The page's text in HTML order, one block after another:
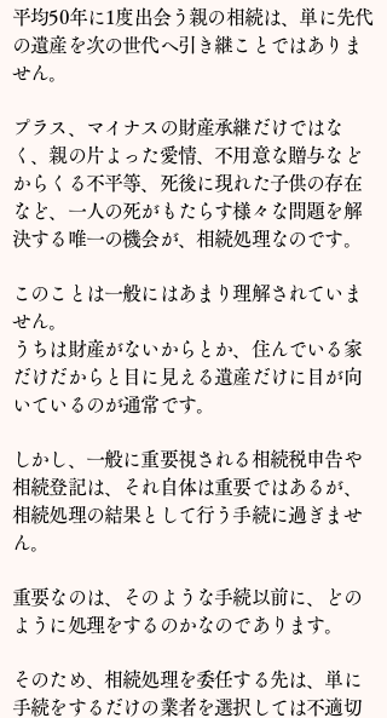
平均50年に1度出会う親の相続は、単に先代
の遺産を次の世代ヘ引き継ことではありま
せん。
プラス、マイナスの財産承継だけではな
く、親の片よった愛情、不用意な贈与など
からくる不平等、死後に現れた子供の存在
など、一人の死がもたらす様々な問題を解
決する唯一の機会が、相続処理なのです。
このことは一般にはあまり理解されていま
せん。
うちは財産がないからとか、住んでいる家
だけだからと目に見える遺産だけに目が向
いているのが通常です。
しかし、一般に重要視される相続税申告や
相続登記は、それ自体は重要ではあるが、
相続処理の結果として行う手続に過ぎませ
ん。
重要なのは、そのような手続以前に、どの
ように処理をするのかなのであります。
そのため、相続処理を委任する先は、単に
手続をするだけの業者を選択しては不適切